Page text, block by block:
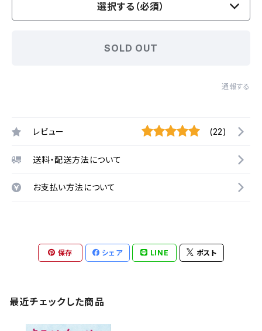
選択する（必須）
SOLD OUT
通報する
レビュー (22)
送料・配送方法について
お支払い方法について
保存 シェア LINE ポスト
最近チェックした商品